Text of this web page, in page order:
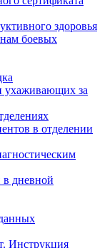
здоровья
боевых
ухаживающих за
в отделении
в дневной
Инструкция